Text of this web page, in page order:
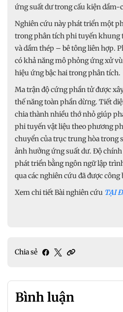
ứng suất dư trong cấu kiện dầm-
Nghiên cứu này phát triển một
trong phân tích phi tuyến khung
và dầm thép – bê tông liên hợp.
có khả năng mô phỏng ứng xử
hiệu ứng bậc hai trong phân tích.
Ma trận độ cứng phần tử được
thế năng toàn phần dừng. Tiết
chia thành nhiều thớ nhỏ giúp
phi tuyến vật liệu theo phương
chuyển của trục trung hòa trong
ảnh hưởng ứng suất dư. Độ
phát triển bằng ngôn ngữ lập
qua các nghiên cứu đã được công
Xem chi tiết Bài nghiên cứu TẠI
Chia sẻ
Bình luận